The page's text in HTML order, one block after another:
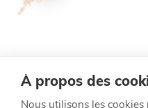
À propos des
Nous utilisons les